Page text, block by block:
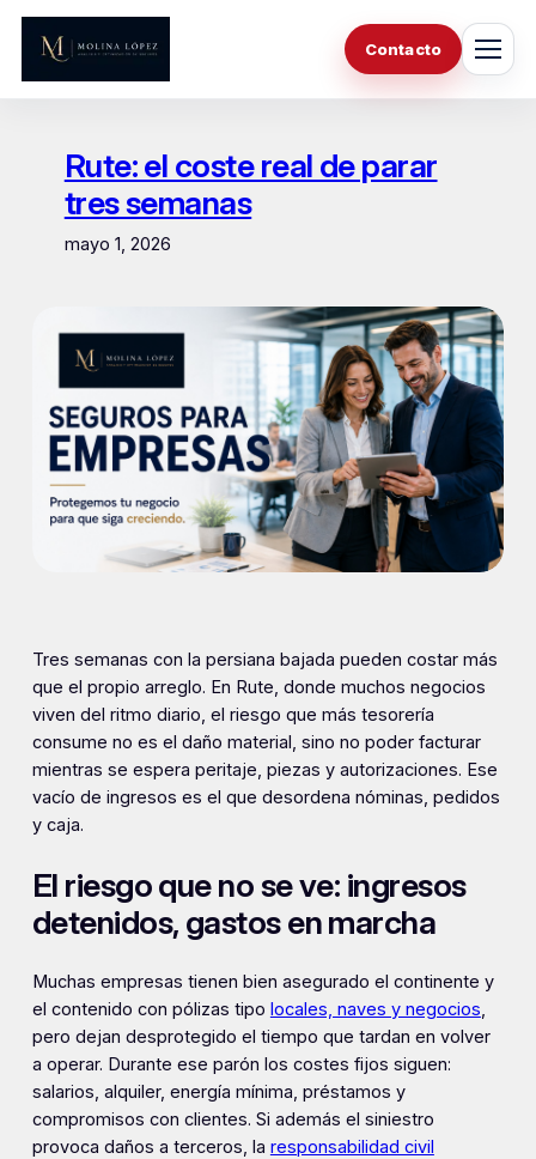
Saltar
contenido
Contacto
Rute: el coste real de parar
tres semanas
mayo 1, 2026
Tres semanas con la persiana bajada pueden costar más
que el propio arreglo. En Rute, donde muchos negocios
viven del ritmo diario, el riesgo que más tesorería
consume no es el daño material, sino no poder facturar
mientras se espera peritaje, piezas y autorizaciones. Ese
vacío de ingresos es el que desordena nóminas, pedidos
y caja.
El riesgo que no se ve: ingresos
detenidos, gastos en marcha
Muchas empresas tienen bien asegurado el continente y
el contenido con pólizas tipo locales, naves y negocios
pero dejan desprotegido el tiempo que tardan en volver
a operar. Durante ese parón los costes fijos siguen:
salarios, alquiler, energía mínima, préstamos y
compromisos con clientes. Si además el siniestro
provoca daños a terceros, la responsabilidad civil